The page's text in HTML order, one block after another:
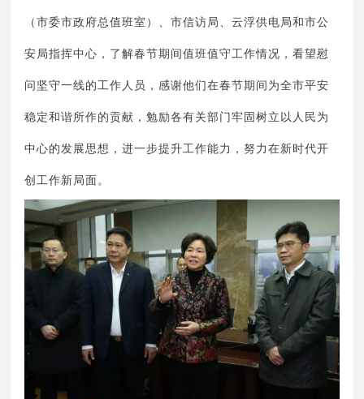
（市委市政府总值班室）、市信访局、云浮供电局和市公
安局指挥中心，了解春节期间值班值守工作情况，看望慰
问坚守一线的工作人员，感谢他们在春节期间为全市平安
稳定和谐所作的贡献，勉励各有关部门牢固树立以人民为
中心的发展思想，进一步提升工作能力，努力在新时代开
创工作新局面。